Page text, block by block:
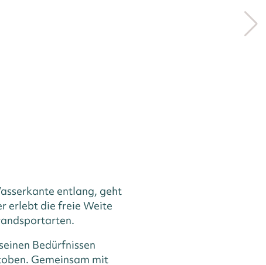
entlang, geht
erlebt die freie Weite
Bedürfnissen
Gemeinsam mit